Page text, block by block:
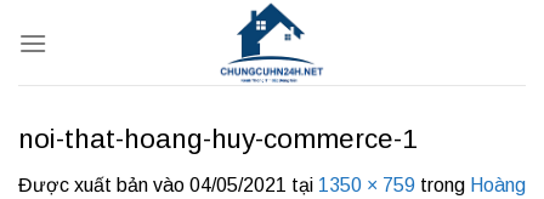
qua
noi-that-hoang-huy-commerce-1
Được xuất bản vào 04/05/2021 tại 1350 × 759 trong Hoàng